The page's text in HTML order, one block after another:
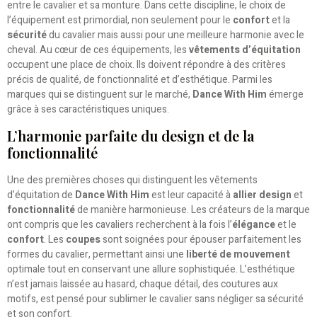
entre le cavalier et sa monture. Dans cette discipline, le choix de
l’équipement est primordial, non seulement pour le confortet la
sécuritédu cavalier mais aussi pour une meilleure harmonie avec le
cheval. Au cœur de ces équipements, lesvêtements d’équitation
occupent une place de choix. Ils doivent répondre à des critères
précis de qualité, de fonctionnalité et d’esthétique. Parmi les
marques qui se distinguent sur le marché, Dance With Himémerge
grâce à ses caractéristiques uniques.
L’harmonie parfaite du design et de la
fonctionnalité
Une des premières choses qui distinguent les vêtements
d’équitation de Dance With Himest leur capacité àallier designet
fonctionnalitéde manière harmonieuse. Les créateurs de la marque
ont compris que les cavaliers recherchent à la fois l’éléganceet le
confort. Les coupessont soignées pour épouser parfaitement les
formes du cavalier, permettant ainsi une liberté de mouvement
optimale tout en conservant une allure sophistiquée. L’esthétique
n’est jamais laissée au hasard, chaque détail, des coutures aux
motifs, est pensé pour sublimer le cavalier sans négliger sa sécurité
et son confort.